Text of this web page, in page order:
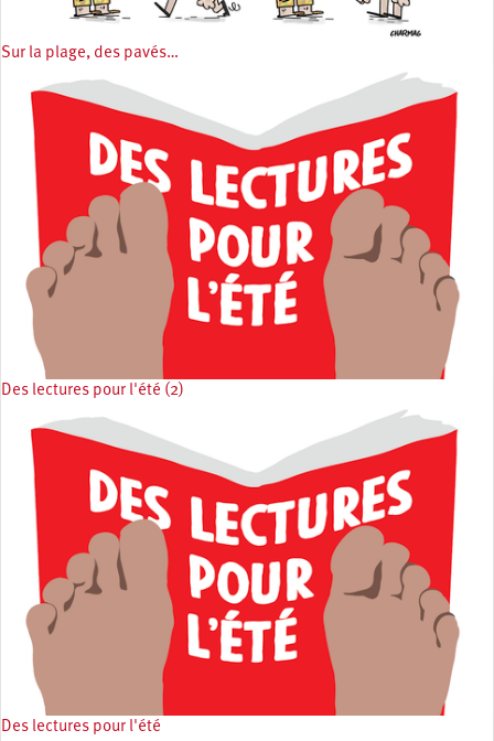
Sur la plage, des pavés…
Des lectures pour l'été (2)
Des lectures pour l'été